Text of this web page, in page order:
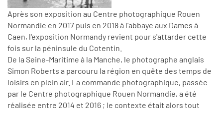
Après son exposition au Centre photographique Rouen
Normandie en 2017 puis en 2018 à l'abbaye aux Dames à
Caen, l'exposition Normandy revient pour s'attarder cette
fois sur la péninsule du Cotentin.
De la Seine-Maritime à la Manche, le photographe anglais
Simon Roberts a parcouru la région en quête des temps de
loisirs en plein air. La commande photographique, passée
par le Centre photographique Rouen Normandie, a été
réalisée entre 2014 et 2016 ; le contexte était alors tout